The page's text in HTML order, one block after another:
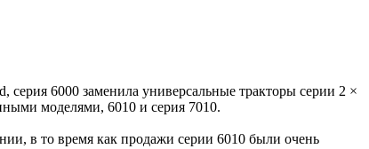
серия 6000 заменила универсальные тракторы серии 2 ×
моделями, 6010 и серия 7010.
в то время как продажи серии 6010 были очень